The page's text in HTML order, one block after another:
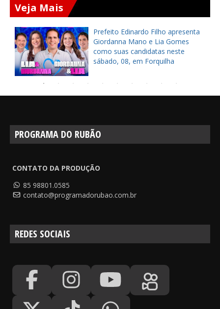
Veja Mais
Prefeito Edinardo Filho apresenta
Giordanna Mano e Lia Gomes
como suas candidatas neste
sábado, 08, em Forquilha
PROGRAMA DO RUBÃO
CONTATO DA PRODUÇÃO
85 98801.0585
contato@programadorubao.com.br
REDES SOCIAIS